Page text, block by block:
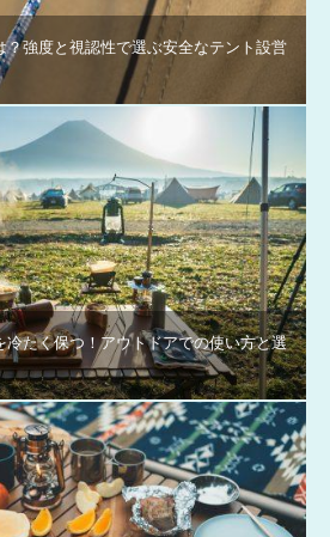
？強度と視認性で選ぶ安全なテント設営
冷たく保つ！アウトドアでの使い方と選